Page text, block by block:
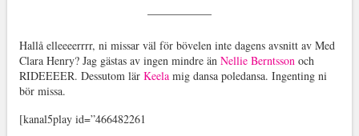
Hallå elleeeerrrr, ni missar väl för bövelen inte dagens avsnitt av Med
Clara Henry? Jag gästas av ingen mindre än Nellie Berntssonoch
RIDEEEER. Dessutom lär Keelamig dansa poledansa. Ingenting ni
bör missa.
[kanal5play id=”466482261